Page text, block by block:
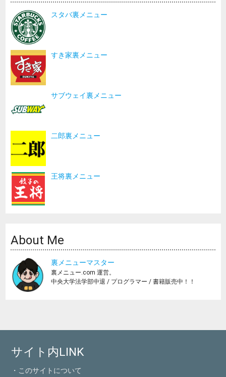
スタバ裏メニュー
すき家裏メニュー
サブウェイ裏メニュー
二郎裏メニュー
王将裏メニュー
About Me
裏メニューマスター
裏メニュー.com 運営。
中央大学法学部中退 / プログラマー / 書籍販売中！！
サイト内LINK
・このサイトについて